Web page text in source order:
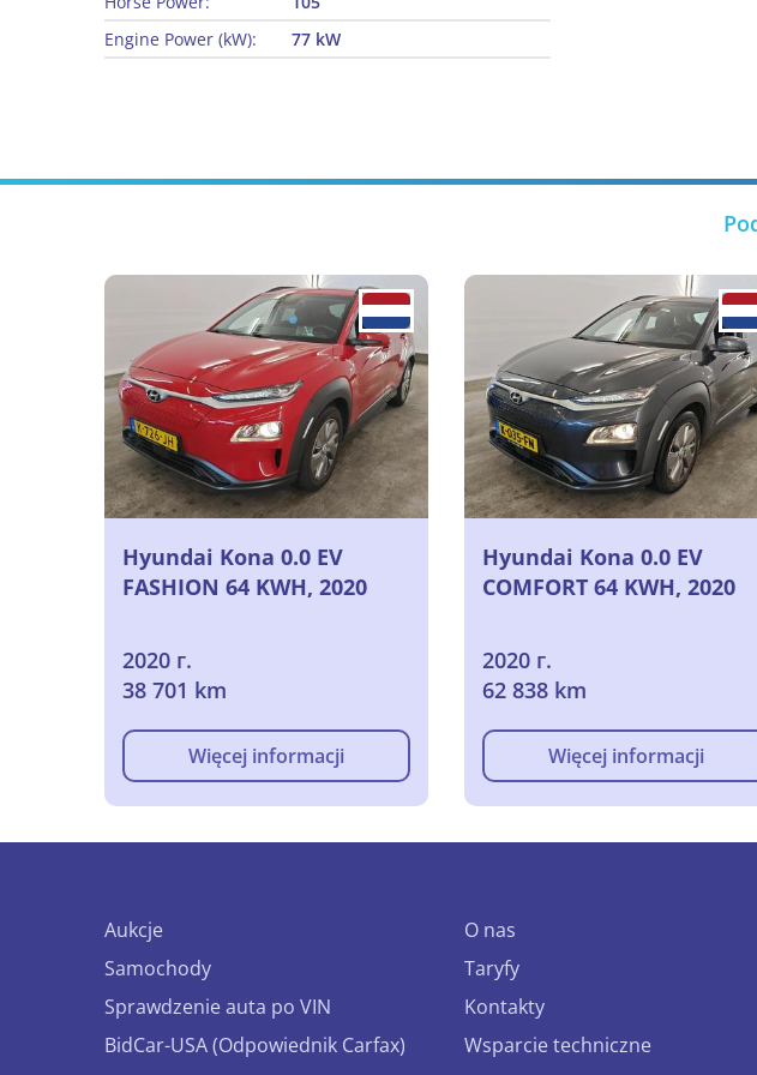
Engine Power (kW):
77 kW
Hyundai Kona 0.0 EV
FASHION 64 KWH, 2020
2020 г.
38 701 km
Więcej informacji
Hyundai Kona 0.0 EV
COMFORT 64 KWH, 2020
2020 г.
62 838 km
Więcej informacji
Aukcje
Samochody
Sprawdzenie auta po VIN
BidCar-USA (Odpowiednik Carfax)
O nas
Taryfy
Kontakty
Wsparcie techniczne